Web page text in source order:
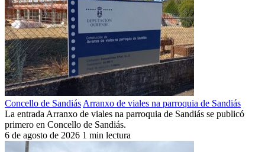
Concello de Sandiás Arranxo de viales na parroquia de Sandiás
La entrada Arranxo de viales na parroquia de Sandiás se publicó
primero en Concello de Sandiás.
6 de agosto de 2026 1 min lectura